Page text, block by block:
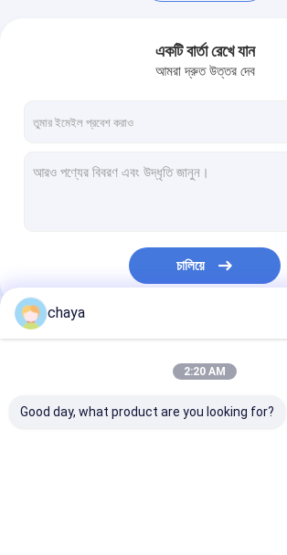
হ্যান্ডহেল্ড আল্ট্রাসাউন্ড স্ক্যানার
ভেটেরিনারি আল্ট্রাসাউন্ড স্ক্যানার
পিপিই ব্যক্তিগত সুরক্ষা সরঞ্জাম
ডিজিটাল ভিডিও অটোস্কোপ
একটি বার্তা রেখে যান
আমরা দ্রুত উত্তর দেব
চালিয়ে
আমাদের বিভাগসমূহ
chaya
2:20 AM
Good day, what product are you looking for?